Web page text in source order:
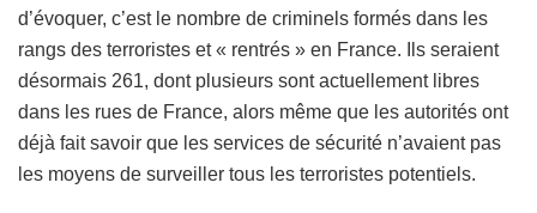
d’évoquer, c’est le nombre de criminels formés dans les
rangs des terroristes et « rentrés » en France. Ils seraient
désormais 261, dont plusieurs sont actuellement libres
dans les rues de France, alors même que les autorités ont
déjà fait savoir que les services de sécurité n’avaient pas
les moyens de surveiller tous les terroristes potentiels.